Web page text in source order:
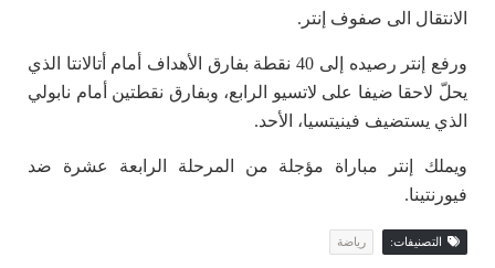
الانتقال الى صفوف إنتر.
ورفع إنتر رصيده إلى 40 نقطة بفارق الأهداف أمام أتالانتا الذي
يحلّ لاحقا ضيفا على لاتسيو الرابع، وبفارق نقطتين أمام نابولي
الذي يستضيف فينيتسيا، الأحد.
ويملك إنتر مباراة مؤجلة من المرحلة الرابعة عشرة ضد
فيورنتينا.
التصنيفات: رياضة